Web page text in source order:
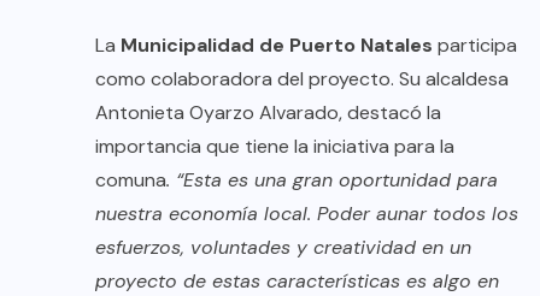
La Municipalidad de Puerto Natales participa
como colaboradora del proyecto. Su alcaldesa
Antonieta Oyarzo Alvarado, destacó la
importancia que tiene la iniciativa para la
comuna. “Esta es una gran oportunidad para
nuestra economía local. Poder aunar todos los
esfuerzos, voluntades y creatividad en un
proyecto de estas características es algo en